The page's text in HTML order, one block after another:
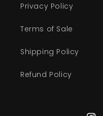
Privacy Policy
Terms of Sale
Shipping Policy
Refund Policy